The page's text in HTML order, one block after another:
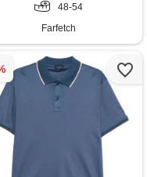
48-54
Farfetch